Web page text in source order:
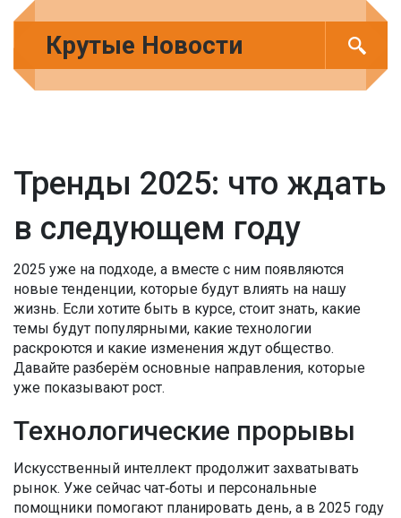
Крутые Новости
Тренды 2025: что ждать
в следующем году
2025 уже на подходе, а вместе с ним появляются
новые тенденции, которые будут влиять на нашу
жизнь. Если хотите быть в курсе, стоит знать, какие
темы будут популярными, какие технологии
раскроются и какие изменения ждут общество.
Давайте разберём основные направления, которые
уже показывают рост.
Технологические прорывы
Искусственный интеллект продолжит захватывать
рынок. Уже сейчас чат‑боты и персональные
помощники помогают планировать день, а в 2025 году